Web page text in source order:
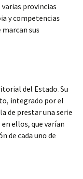
provincias
y competencias
sus
del Estado. Su
integrado por el
de prestar una serie
ellos, que varían
de cada uno de